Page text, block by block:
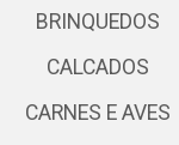
BRINQUEDOS
CALCADOS
CARNES E AVES